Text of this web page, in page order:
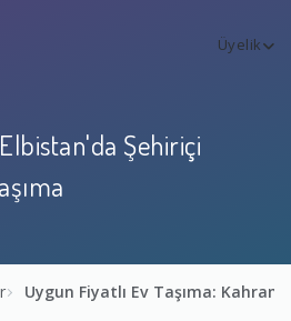
Üyelik
Şehiriçi
Uygun Fiyatlı Ev Taşıma: